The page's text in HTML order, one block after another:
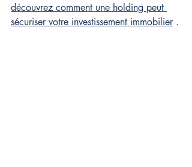
découvrez comment une holding peut
sécuriser votre investissement immobilier .